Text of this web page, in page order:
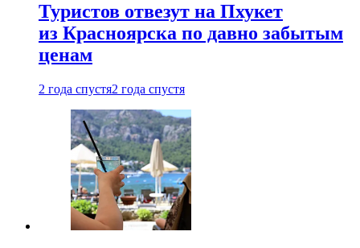
Туристов отвезут на Пхукет
из Красноярска по давно забытым
ценам
2 года спустя2 года спустя